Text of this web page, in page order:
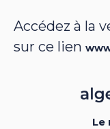
Accédez à la
sur ce lien
Le